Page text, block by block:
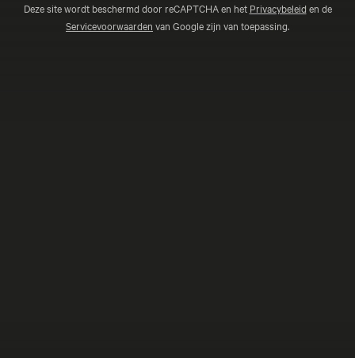
Deze site wordt beschermd door reCAPTCHA en het Privacybeleid en de
Servicevoorwaarden van Google zijn van toepassing.